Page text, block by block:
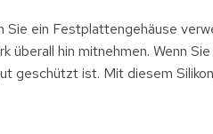
ein Festplattengehäuse
hin mitnehmen. Wenn
geschützt ist. Mit diesem